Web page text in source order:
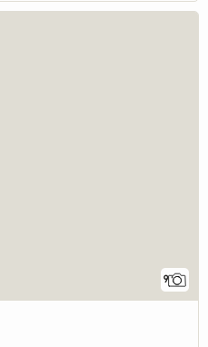
9